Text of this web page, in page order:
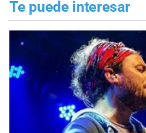
Te puede interesar